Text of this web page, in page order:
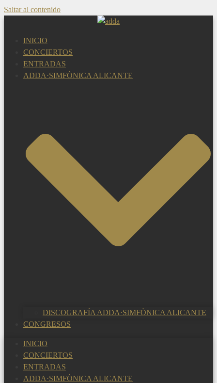
Saltar al contenido
INICIO
CONCIERTOS
ENTRADAS
ADDA·SIMFÒNICA ALICANTE
DISCOGRAFÍA ADDA·SIMFÒNICA ALICANTE
CONGRESOS
INICIO
CONCIERTOS
ENTRADAS
ADDA·SIMFÒNICA ALICANTE